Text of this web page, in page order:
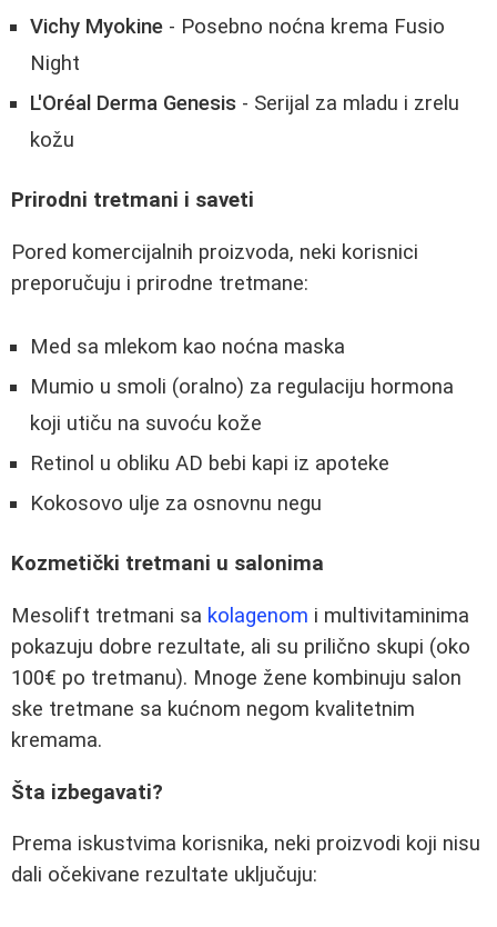
Vichy Myokine - Posebno noćna krema Fusio
Night
L'Oréal Derma Genesis - Serijal za mladu i zrelu
kožu
Prirodni tretmani i saveti
Pored komercijalnih proizvoda, neki korisnici
preporučuju i prirodne tretmane:
Med sa mlekom kao noćna maska
Mumio u smoli (oralno) za regulaciju hormona
koji utiču na suvoću kože
Retinol u obliku AD bebi kapi iz apoteke
Kokosovo ulje za osnovnu negu
Kozmetički tretmani u salonima
Mesolift tretmani sa kolagenom i multivitaminima
pokazuju dobre rezultate, ali su prilično skupi (oko
100€ po tretmanu). Mnoge žene kombinuju salon
ske tretmane sa kućnom negom kvalitetnim
kremama.
Šta izbegavati?
Prema iskustvima korisnika, neki proizvodi koji nisu
dali očekivane rezultate uključuju: